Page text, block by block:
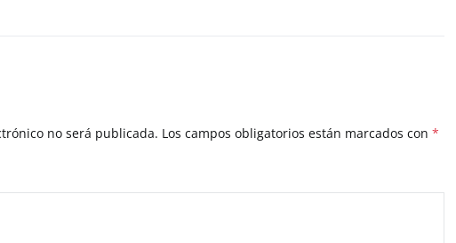
no será publicada. Los campos obligatorios están marcados con *